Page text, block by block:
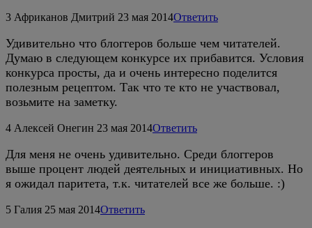
3 Африканов Дмитрий 23 мая 2014Ответить
Удивительно что блоггеров больше чем читателей.
Думаю в следующем конкурсе их прибавится. Условия
конкурса просты, да и очень интересно поделится
полезным рецептом. Так что те кто не участвовал,
возьмите на заметку.
4 Алексей Онегин 23 мая 2014Ответить
Для меня не очень удивительно. Среди блоггеров
выше процент людей деятельных и инициативных. Но
я ожидал паритета, т.к. читателей все же больше. :)
5 Галия 25 мая 2014Ответить